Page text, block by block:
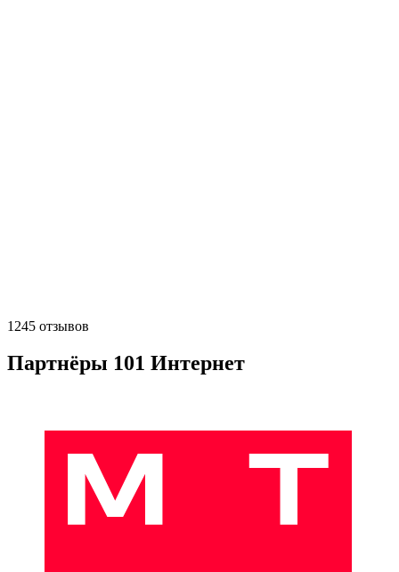
1245 отзывов
Партнёры 101 Интернет